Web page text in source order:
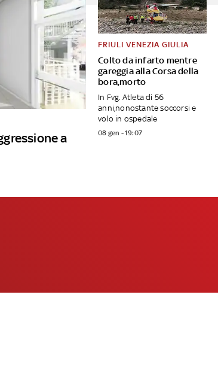
a
Colto da infarto mentre
gareggia alla Corsa della
bora,morto
FRIULI VENEZIA GIULIA
In Fvg. Atleta di 56
anni,nonostante soccorsi e
volo in ospedale
08 gen - 19:07